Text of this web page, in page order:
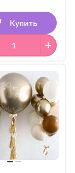
Купить